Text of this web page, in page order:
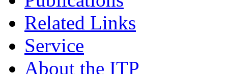
Related Links
Service
About the ITP